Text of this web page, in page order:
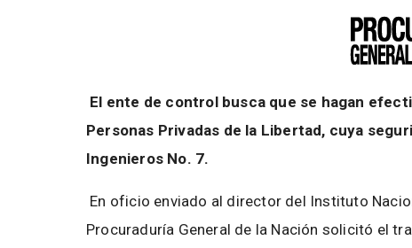
El ente de control busca que se hagan
Personas Privadas de la Libertad, cuya
Ingenieros No. 7.
En oficio enviado al director del Instituto
Procuraduría General de la Nación solicitó el